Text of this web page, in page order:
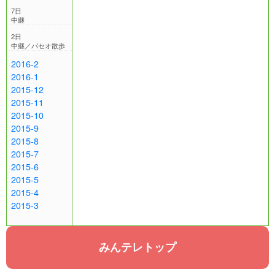
7日
中継
2日
中継／パセオ散歩
2016-2
2016-1
2015-12
2015-11
2015-10
2015-9
2015-8
2015-7
2015-6
2015-5
2015-4
2015-3
みんテレトップ